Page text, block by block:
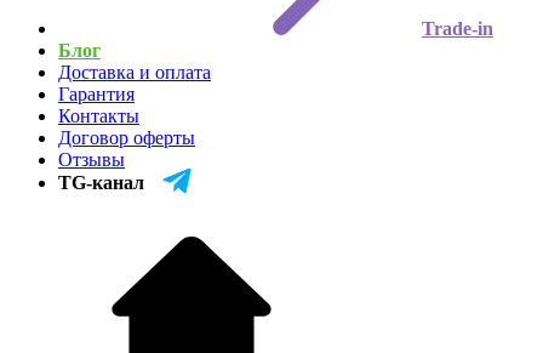
Trade-in
Блог
Доставка и оплата
Гарантия
Контакты
Договор оферты
Отзывы
TG-канал